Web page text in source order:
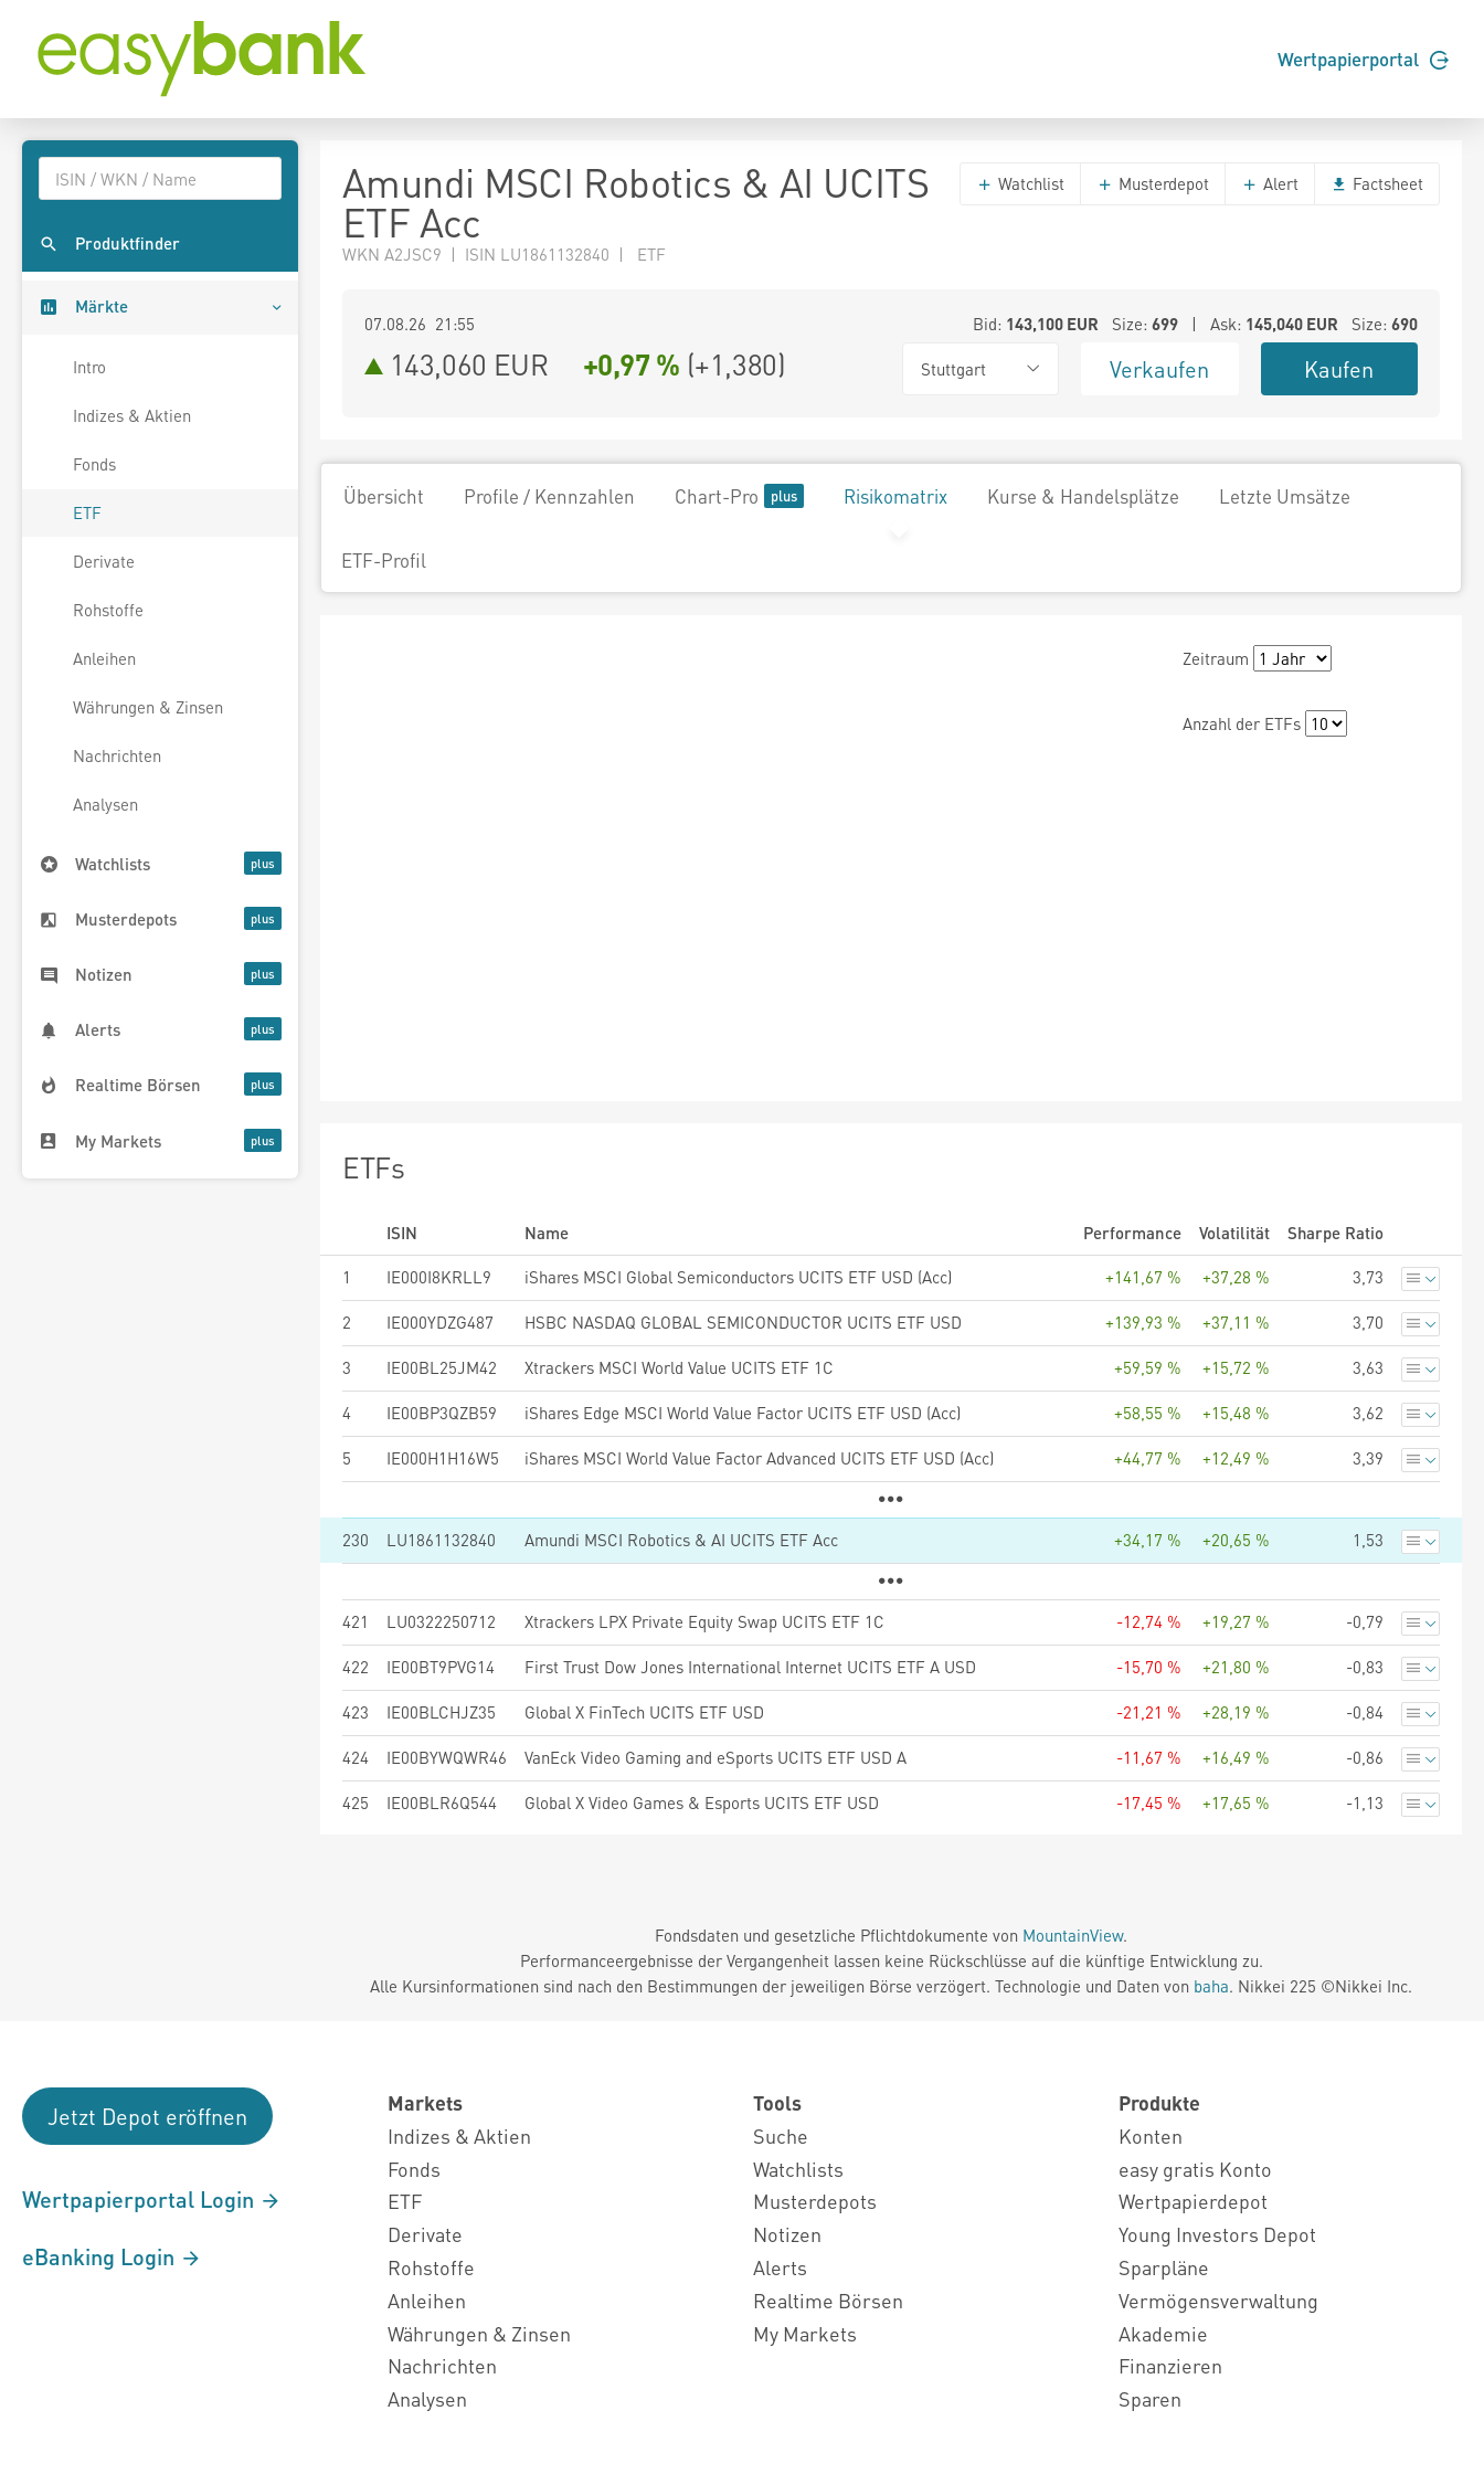
Wertpapierportal
Produktfinder
Märkte
Intro
Indizes & Aktien
Fonds
ETF
Derivate
Rohstoffe
Anleihen
Währungen & Zinsen
Nachrichten
Analysen
Watchlists
Musterdepots
Notizen
Alerts
Realtime Börsen
My Markets
Amundi MSCI Robotics & AI UCITS
ETF Acc
WKN A2JSC9 | ISIN LU1861132840 | ETF
Watchlist Musterdepot Alert Factsheet
07.08.26 21:55 Bid: 143,100EUR Size: 699| Ask: 145,040EUR Size: 690
143,060 EUR +0,97 % (+1,380) Stuttgart Verkaufen Kaufen
Übersicht Profile / Kennzahlen Chart-Pro Risikomatrix Kurse & Handelsplätze Letzte Umsätze
ETF-Profil
Zeitraum
Anzahl der ETFs
ETFs
ISIN Name Performance Volatilität
Sharpe Ratio
1
IE000I8KRLL9 iShares MSCI Global Semiconductors UCITS ETF USD (Acc) +141,67 % +37,28 % 3,73
2 IE000YDZG487 HSBC NASDAQ GLOBAL SEMICONDUCTOR UCITS ETF USD +139,93 % +37,11 % 3,70
3 IE00BL25JM42 Xtrackers MSCI World Value UCITS ETF 1C +59,59 % +15,72 % 3,63
4 IE00BP3QZB59 iShares Edge MSCI World Value Factor UCITS ETF USD (Acc) +58,55 % +15,48 % 3,62
5 IE000H1H16W5 iShares MSCI World Value Factor Advanced UCITS ETF USD (Acc) +44,77 % +12,49 % 3,39
230 LU1861132840 Amundi MSCI Robotics & AI UCITS ETF Acc +34,17 % +20,65 % 1,53
421 LU0322250712 Xtrackers LPX Private Equity Swap UCITS ETF 1C -12,74 % +19,27 % -0,79
422 IE00BT9PVG14 First Trust Dow Jones International Internet UCITS ETF A USD -15,70 % +21,80 % -0,83
423 IE00BLCHJZ35 Global X FinTech UCITS ETF USD -21,21 % +28,19 % -0,84
424 IE00BYWQWR46 VanEck Video Gaming and eSports UCITS ETF USD A -11,67 % +16,49 % -0,86
425 IE00BLR6Q544 Global X Video Games & Esports UCITS ETF USD -17,45 % +17,65 % -1,13
Fondsdaten und gesetzliche Pflichtdokumente von MountainView.
Performanceergebnisse der Vergangenheit lassen keine Rückschlüsse auf die künftige Entwicklung zu.
Alle Kursinformationen sind nach den Bestimmungen der jeweiligen Börse verzögert. Technologie und Daten von baha. Nikkei 225 ©Nikkei Inc.
Jetzt Depot eröffnen
Wertpapierportal Login
eBanking Login
Markets
Indizes & Aktien
Fonds
ETF
Derivate
Rohstoffe
Anleihen
Währungen & Zinsen
Nachrichten
Analysen
Tools
Suche
Watchlists
Musterdepots
Notizen
Alerts
Realtime Börsen
My Markets
Produkte
Konten
easy gratis Konto
Wertpapierdepot
Young Investors Depot
Sparpläne
Vermögensverwaltung
Akademie
Finanzieren
Sparen